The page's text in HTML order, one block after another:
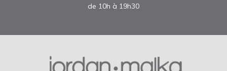
de 10h à 19h30